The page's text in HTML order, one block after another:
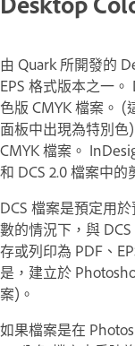
由 Quark 所開發的
EPS 格式版本之一
色版 CMYK 檔案。 (
面板中出現為特別色
CMYK 檔案。
和 DCS 2.0 檔案中的
DCS 檔案是預定用
數的情況下，與
存或列印為 PDF、
是，建立於
案)。
如果檔案是在